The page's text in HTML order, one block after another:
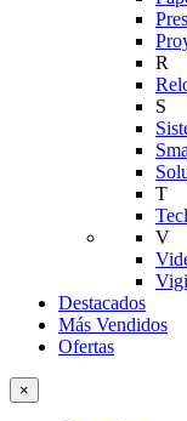
R
S
T
V
Destacados
Más Vendidos
Ofertas
×